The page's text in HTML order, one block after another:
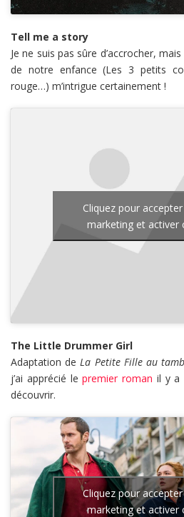
Tell me a story
Je ne suis pas sûre d’accrocher,
de notre enfance (Les 3 petits
rouge…) m’intrigue certainement !
Cliquez pour
marketing et activer
The Little Drummer Girl
Adaptation deLa Petite Fille au
j’ai apprécié lepremier roman il y a
découvrir.
Cliquez pour
marketing et activer